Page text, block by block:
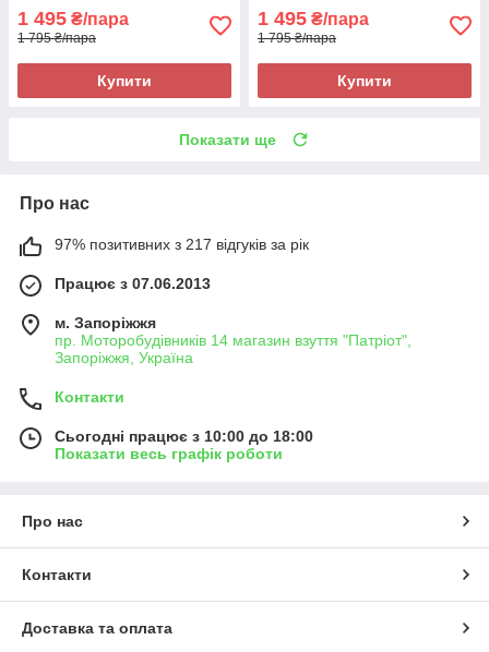
1 495 ₴/пара
1 795 ₴/пара
Купити
1 495 ₴/пара
1 795 ₴/пара
Купити
Показати ще
Про нас
97% позитивних з 217 відгуків за рік
Працює з 07.06.2013
м. Запоріжжя
пр. Моторобудівників 14 магазин взуття "Патріот",
Запоріжжя, Україна
Контакти
Сьогодні працює з 10:00 до 18:00
Показати весь графік роботи
Про нас
Контакти
Доставка та оплата